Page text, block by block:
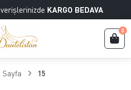
KARGO BEDAVA
0
Sayfa 15